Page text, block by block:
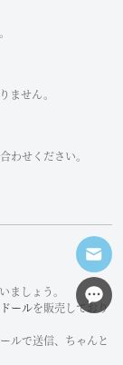
ません。
わせください。
しょう。
ールを販売しており
ルで送信、ちゃんと